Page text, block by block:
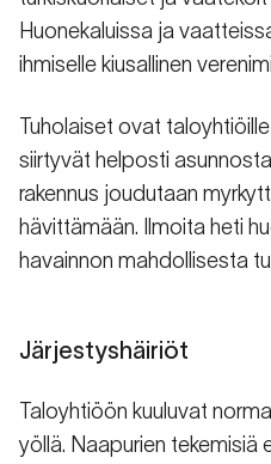
Huonekaluissa ja
ihmiselle kiusallinen
Tuholaiset ovat
siirtyvät helposti
rakennus joudutaan
hävittämään. Ilmoita heti
havainnon mahdollisesta
Järjestyshäiriöt
Taloyhtiöön kuuluvat
yöllä. Naapurien tekemisiä